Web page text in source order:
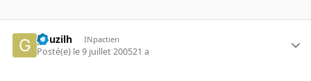
gouzilh INpactien
Posté(e) le 9 juillet 200521 a